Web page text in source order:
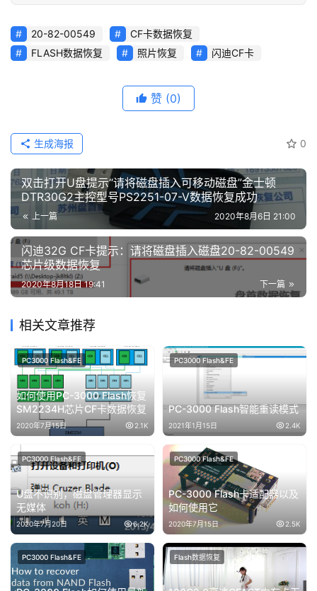
20-82-00549
CF卡数据恢复
FLASH数据恢复
照片恢复 闪迪CF卡
赞 (0)
0
生成海报
双击打开U盘提示“请将磁盘插入可移动磁盘”金士顿
DTR30G2主控型号PS2251-07-V数据恢复成功
上一篇 2020年8月6日 21:00
闪迪32G CF卡提示：请将磁盘插入磁盘20-82-00549
芯片级数据恢复
下一篇
2020年8月18日 19:41
相关文章推荐
如何使用PC-3000 Flash恢复
SM2234H芯片CF卡数据恢复
2020年7月15日 2.1K
PC3000 Flash&FE
PC-3000 Flash智能重读模式
2021年1月15日 2.4K
PC3000 Flash&FE
U盘不识别，磁盘管理器显示
无媒体
2020年7月20日 6.2K
PC3000 Flash&FE
PC-3000 Flash卡适配器以及
如何使用它
2020年7月15日 2.5K
PC3000 Flash&FE
PC3000 Flash&FE Flash数据恢复